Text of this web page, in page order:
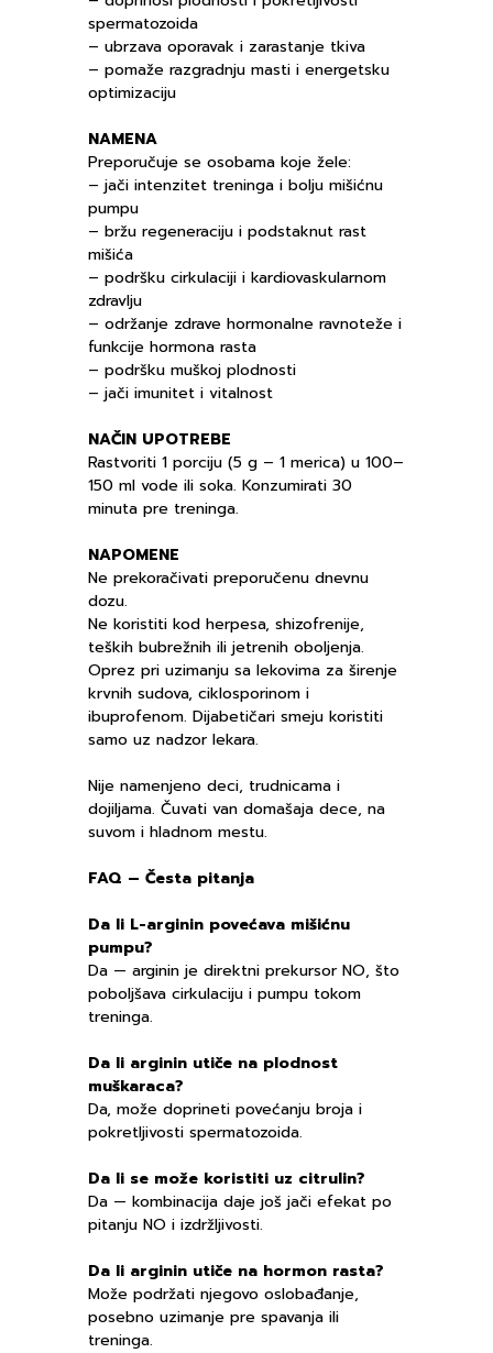
spermatozoida
– ubrzava oporavak i zarastanje tkiva
– pomaže razgradnju masti i energetsku
optimizaciju
NAMENA
Preporučuje se osobama koje žele:
– jači intenzitet treninga i bolju mišićnu
pumpu
– bržu regeneraciju i podstaknut rast
mišića
– podršku cirkulaciji i kardiovaskularnom
zdravlju
– održanje zdrave hormonalne ravnoteže i
funkcije hormona rasta
– podršku muškoj plodnosti
– jači imunitet i vitalnost
NAČIN UPOTREBE
Rastvoriti 1 porciju (5 g – 1 merica) u 100–
150 ml vode ili soka. Konzumirati 30
minuta pre treninga.
NAPOMENE
Ne prekoračivati preporučenu dnevnu
dozu.
Ne koristiti kod herpesa, shizofrenije,
teških bubrežnih ili jetrenih oboljenja.
Oprez pri uzimanju sa lekovima za širenje
krvnih sudova, ciklosporinom i
ibuprofenom. Dijabetičari smeju koristiti
samo uz nadzor lekara.
Nije namenjeno deci, trudnicama i
dojiljama. Čuvati van domašaja dece, na
suvom i hladnom mestu.
FAQ – Česta pitanja
Da li L-arginin povećava mišićnu
pumpu?
Da — arginin je direktni prekursor NO, što
poboljšava cirkulaciju i pumpu tokom
treninga.
Da li arginin utiče na plodnost
muškaraca?
Da, može doprineti povećanju broja i
pokretljivosti spermatozoida.
Da li se može koristiti uz citrulin?
Da — kombinacija daje još jači efekat po
pitanju NO i izdržljivosti.
Da li arginin utiče na hormon rasta?
Može podržati njegovo oslobađanje,
posebno uzimanje pre spavanja ili
treninga.